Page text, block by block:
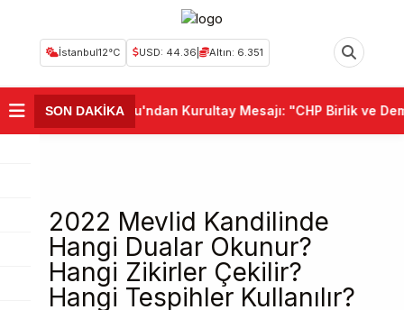
İstanbul12°C USD: 44.36 Altın: 6.351
SON DAKİKA
Kılıçdaroğlu'ndan Kurultay Mesajı: "CHP Birlik ve
2022 Mevlid Kandilinde
Hangi Dualar Okunur?
Hangi Zikirler Çekilir?
Hangi Tespihler Kullanılır?